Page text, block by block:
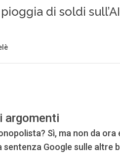
argomenti
Sì, ma non da ora
sentenza Google sulle altre